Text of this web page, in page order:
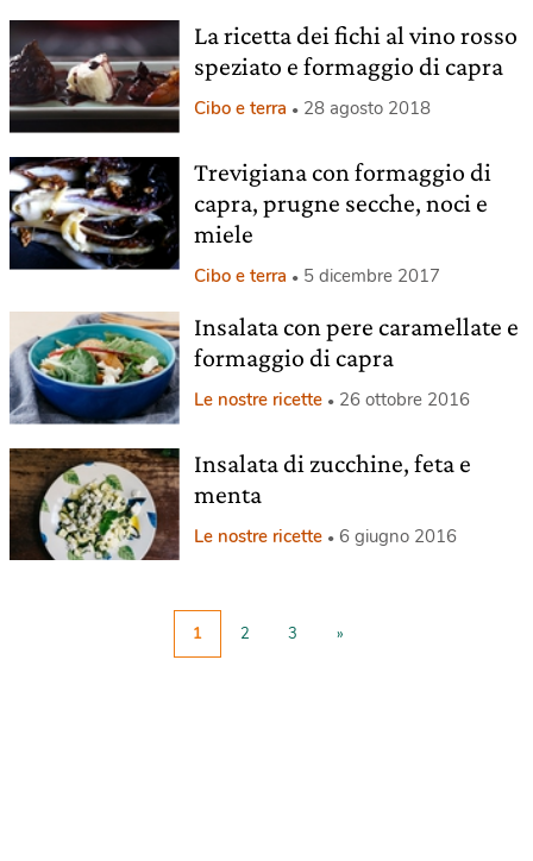
La ricetta dei fichi al vino rosso
speziato e formaggio di capra
Cibo e terra 28 agosto 2018
Trevigiana con formaggio di
capra, prugne secche, noci e
miele
Cibo e terra 5 dicembre 2017
Insalata con pere caramellate e
formaggio di capra
Le nostre ricette 26 ottobre 2016
Insalata di zucchine, feta e
menta
Le nostre ricette 6 giugno 2016
1 2 3 »